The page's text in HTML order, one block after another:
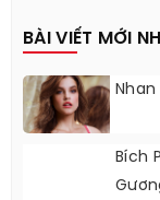
BÀI VIẾT MỚI
Nhan
Bích